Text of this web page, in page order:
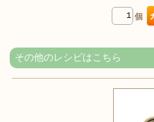
個
その他のレシピはこちら